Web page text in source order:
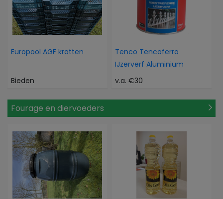
Europool AGF kratten
Bieden
Tenco Tencoferro
IJzerverf Aluminium
v.a. €30
Fourage en diervoeders